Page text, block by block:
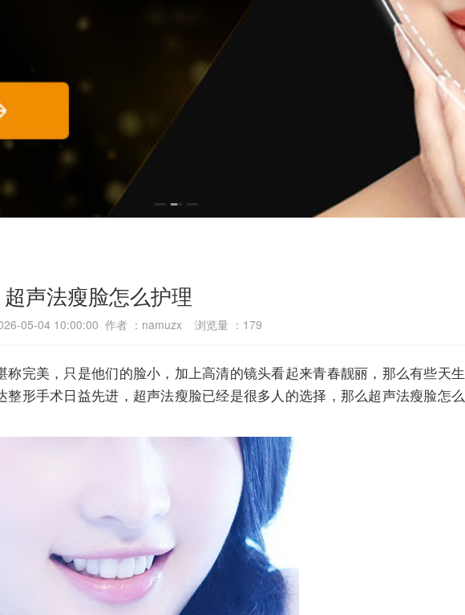
超声法瘦脸怎么护理
05-04 10:00:00 作者 ：namuzx 浏览量 ： 179
完美，只是他们的脸小，加上高清的镜头看起来青春靓丽，那么有些天生
形手术日益先进，超声法瘦脸已经是很多人的选择，那么超声法瘦脸怎么